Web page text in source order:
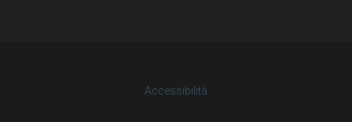
Accessibilità